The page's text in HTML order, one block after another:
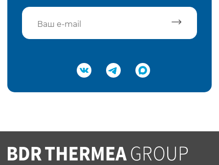
Подтвердить e-mail
Вы соглашаетесь с нашей политикой
конфеденциальности